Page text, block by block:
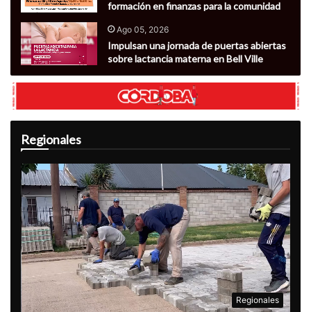
formación en finanzas para la comunidad
Ago 05, 2026
Impulsan una jornada de puertas abiertas
sobre lactancia materna en Bell Ville
Regionales
Regionales